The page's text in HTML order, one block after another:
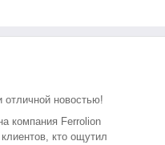
новостью!
компания Ferrolion
кто ощутил